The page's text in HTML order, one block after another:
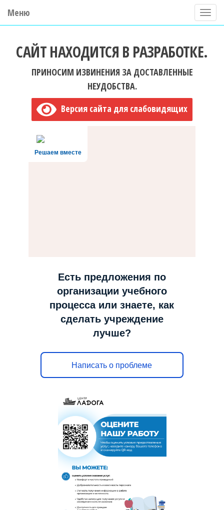
Меню
П
о
а
ГБУ ДО "Центр "Ладога"
САЙТ НАХОДИТСЯ В РАЗРАБОТКЕ.
ПРИНОСИМ ИЗВИНЕНИЯ ЗА ДОСТАВЛЕННЫЕ
НЕУДОБСТВА.
Версия сайта для слабовидящих
Решаем вместе
Есть предложения по
организации учебного
процесса или знаете, как
сделать учреждение
лучше?
Написать о проблеме